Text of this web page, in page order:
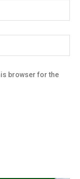
browser for the